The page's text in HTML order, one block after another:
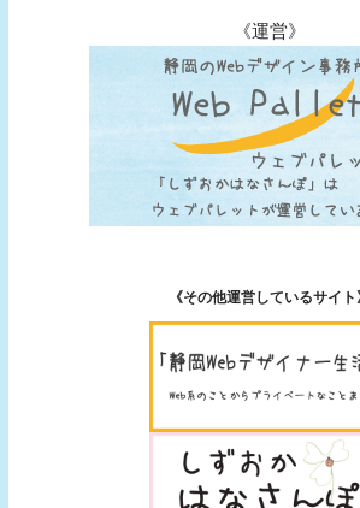
《運営》
《その他運営しているサイト